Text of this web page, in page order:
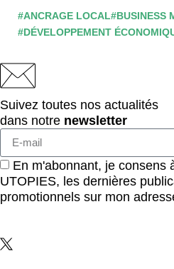
#ANCRAGE LOCAL#BUSINESS
#DÉVELOPPEMENT
Suivez toutes nos actualités
dans notre newsletter
En m'abonnant, je consens
UTOPIES, les dernières
promotionnels sur mon